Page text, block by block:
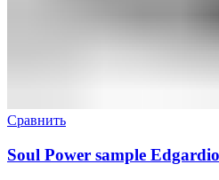
Сравнить
Soul Power sample